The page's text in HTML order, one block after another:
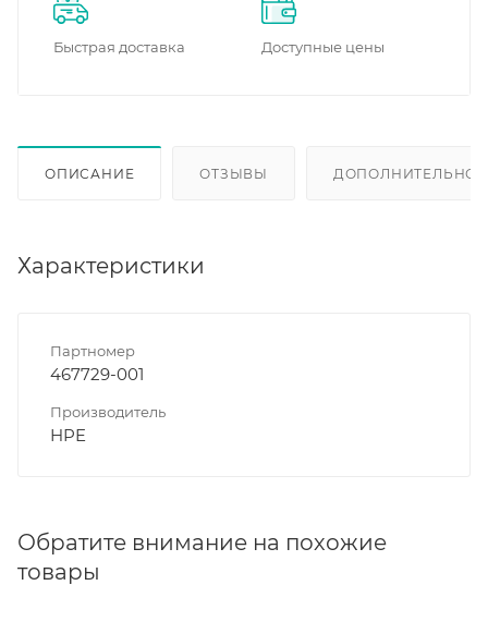
Быстрая доставка Доступные цены
ОПИСАНИЕ ОТЗЫВЫ ДОПОЛНИТЕЛЬНО
Характеристики
Партномер
467729-001
Производитель
HPE
Обратите внимание на похожие
товары